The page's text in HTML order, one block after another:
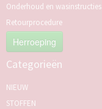
Onderhoud en wasinstructies
Retourprocedure
Herroeping
Categorieën
NIEUW
STOFFEN